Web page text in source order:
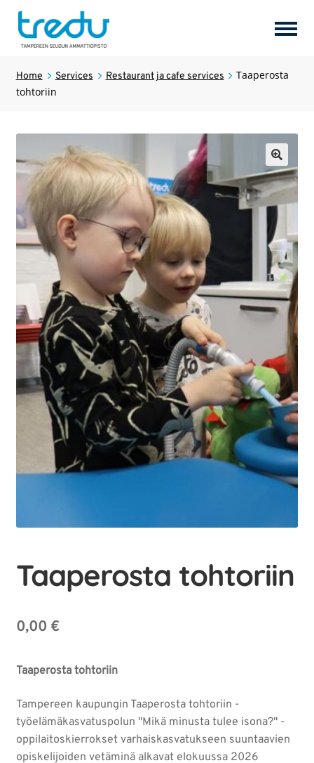
Perusopetus
child
menu
Services
child
menu
Uusi valikkokohta
Hotel Tredun Helmi
Services
child
menu
Educations
child
menu
Uusi valikkokohta
Uusi valikkokohta
Student-run businesses
Uusi valikkokohta
Home Services Restaurant ja cafe services
Taaperosta
tohtoriin
🔍
Taaperosta tohtoriin
0,00 €
Taaperosta tohtoriin
Tampereen kaupungin Taaperosta tohtoriin -
työelämäkasvatuspolun "Mikä minusta tulee isona?" -
oppilaitoskierrokset varhaiskasvatukseen suuntaavien
opiskelijoiden vetäminä alkavat elokuussa 2026